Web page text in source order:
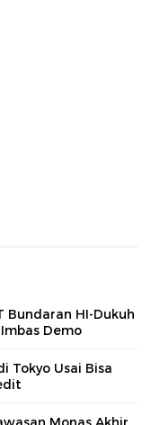
Bundaran HI-Dukuh
Demo
Tokyo Usai Bisa